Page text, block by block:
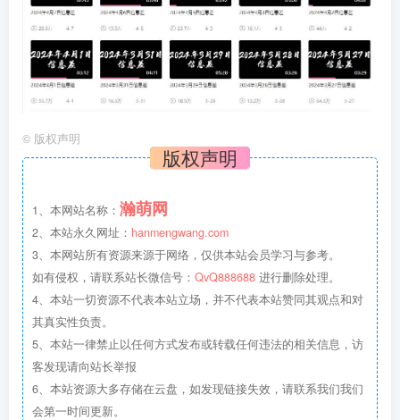
© 版权声明
版权声明
1、本网站名称： 瀚萌网
2、本站永久网址： hanmengwang.com
3、本网站所有资源来源于网络，仅供本站会员学习与参考。
如有侵权，请联系站长微信号： QvQ888688 进行删除处理。
4、本站一切资源不代表本站立场，并不代表本站赞同其观点和对
其真实性负责。
5、本站一律禁止以任何方式发布或转载任何违法的相关信息，访
客发现请向站长举报
6、本站资源大多存储在云盘，如发现链接失效，请联系我们我们
会第一时间更新。